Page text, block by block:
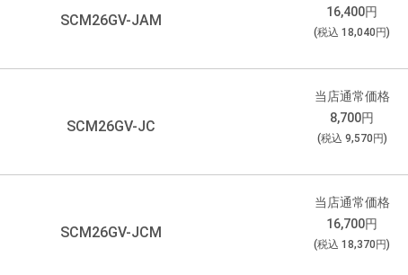
SCM26GV-JAM
16,400円
(税込 18,040 円)
SCM26GV-JC
当店通常価格
8,700円
(税込 9,570 円)
SCM26GV-JCM
当店通常価格
16,700円
(税込 18,370 円)